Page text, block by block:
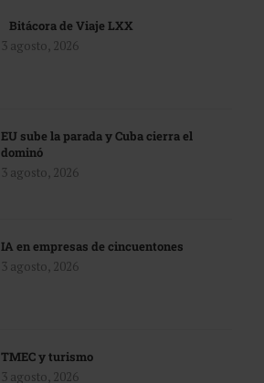
Bitácora de Viaje LXX
3 agosto, 2026
EU sube la parada y Cuba cierra el
dominó
3 agosto, 2026
IA en empresas de cincuentones
3 agosto, 2026
TMEC y turismo
3 agosto, 2026